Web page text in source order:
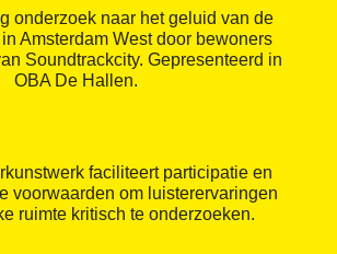
onderzoek naar het geluid van de
Amsterdam West door bewoners
Soundtrackcity. Gepresenteerd in
OBA De Hallen.
faciliteert participatie en
voorwaarden om luisterervaringen
ruimte kritisch te onderzoeken.